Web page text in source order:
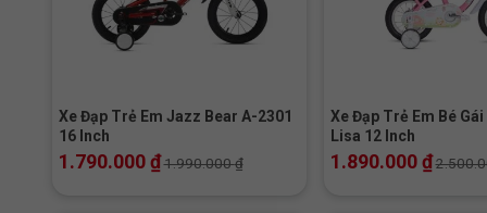
Xe Đạp Trẻ Em Jazz Bear A-2301
16 Inch
1.790.000₫1.990.000₫
Xe Đạp Trẻ Em Bé Gái
Lisa 12 Inch
1.890.000₫